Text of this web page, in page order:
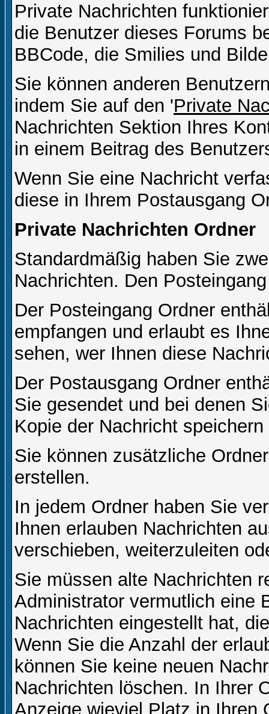
Private Nachrichten
die Benutzer dieses Forums
BBCode, die Smilies und
Sie können anderen
indem Sie auf den 'Private
Nachrichten Sektion Ihres
in einem Beitrag des
Wenn Sie eine Nachricht
diese in Ihrem Postausgang
Private Nachrichten Ordner
Standardmäßig haben Sie
Nachrichten. Den
Der Posteingang Ordner
empfangen und erlaubt es
sehen, wer Ihnen diese
Der Postausgang Ordner
Sie gesendet und bei denen
Kopie der Nachricht
Sie können zusätzliche
erstellen.
In jedem Ordner haben Sie
Ihnen erlauben Nachrichten
verschieben, weiterzuleiten
Sie müssen alte Nachrichten
Administrator vermutlich eine
Nachrichten eingestellt hat,
Wenn Sie die Anzahl der
können Sie keine neuen
Nachrichten löschen. In Ihrer
Anzeige wieviel Platz in Ihren